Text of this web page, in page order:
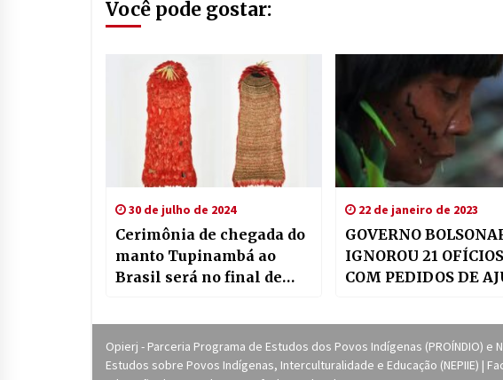
Você pode gostar:
30 de julho de 2024
Cerimônia de chegada do
manto Tupinambá ao
Brasil será no final de
22 de janeiro de 2023
GOVERNO
IGNOROU 21 OFÍCIOS
COM PEDIDOS DE
Opierj - Parceria Programa de Estudos dos Povos Indígenas (PROÍNDIO) e
Estudos sobre Povos Indígenas, Interculturalidade e Educação (NEPIIE) |